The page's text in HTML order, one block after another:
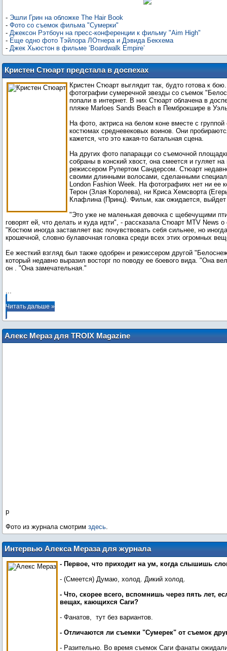
- Эшли Грин на обложке The Hair Book
- Фото со съемок фильма "Сумерки"
- Джексон Рэтбоун на пресс-конференции к фильму "Aim High"
- Еще одно фото Тэйлора ЛОтнера и Дэвида Бекхема
- Джек Хьюстон в фильме ‘Boardwalk Empire’
Кристен Стюарт предстала в доспехах
на новых фото из "Белоснежки"
Кристен Стюарт выглядит так, будто готова к
фотографии сумеречной звезды со съемок
попали в интернет. В них Стюарт облачена в
пляже Marloes Sands Beach в Пемброкшире в
На фото, актриса на белом коне вместе с группой
костюмах средневековых воинов. Они
кажется, что это какая-то батальная сцена.
На других фото папарацци со съемочной
собраны в конский хвост, она смеется и гуляет
режиссером Рупертом Сандерсом. Стюарт
своими длинными волосами, сделанными
London Fashion Week. На фотографиях нет ни ее
Терон (Злая Королева), ни Криса Хемсворта
Клафлина (Принц). Фильм, как ожидается,
"Это уже не маленькая девочка с щебечущими
говорят ей, что делать и куда идти", - рассказала Стюарт MTV News о
"Костюм иногда заставляет вас почувствовать себя сильнее, но
крошечной, словно булавочная головка среди всех этих огромных
Ее жесткий взгляд был также одобрен и режиссером другой
который недавно выразил восторг по поводу ее боевого вида. "Она
он . "Она замечательная."
...
Читать дальше »
Алекс Мераз для TROIX Magazine
р
Фото из журнала смотрим здесь.
Интервью Алекса Мераза для журнала
Glamoholic: "Меня отправляют убить
Беллу"
- Первое, что приходит на ум, когда слышишь
- (Смеется) Думаю, холод. Дикий холод.
- Что, скорее всего, вспомнишь через пять лет,
вещах, кающихся Саги?
- Фанатов, тут без вариантов.
- Отличаются ли съемки "Сумерек" от съемок
- Разительно. Во время съемок Саги фанаты